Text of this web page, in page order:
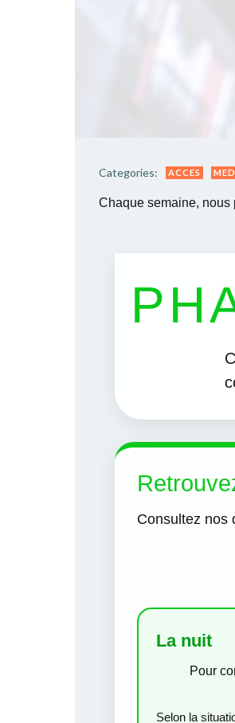
Categories: ACCES
Chaque semaine, nous
Consultez nos
La nuit
Pour
Selon la